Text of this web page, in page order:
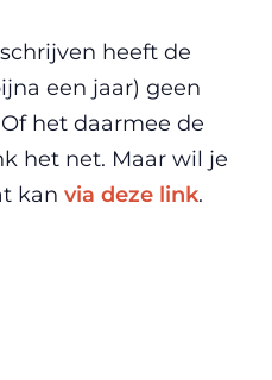
heeft de
een jaar) geen
het daarmee de
het net. Maar wil je
kan via deze link.